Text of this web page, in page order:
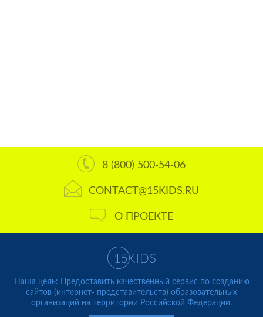
8 (800) 500-54-06
CONTACT@15KIDS.RU
О ПРОЕКТЕ
Наша цель: Предоставить качественный сервис по созданию
сайтов (интернет- представительств) образовательных
организаций на территории Российской Федерации.